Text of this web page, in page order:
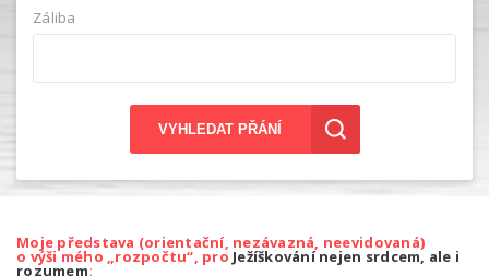
Záliba
VYHLEDAT PŘÁNÍ
Moje představa (orientační, nezávazná, neevidovaná)
o výši mého „rozpočtu“, pro Ježíškování nejen srdcem, ale i
rozumem: